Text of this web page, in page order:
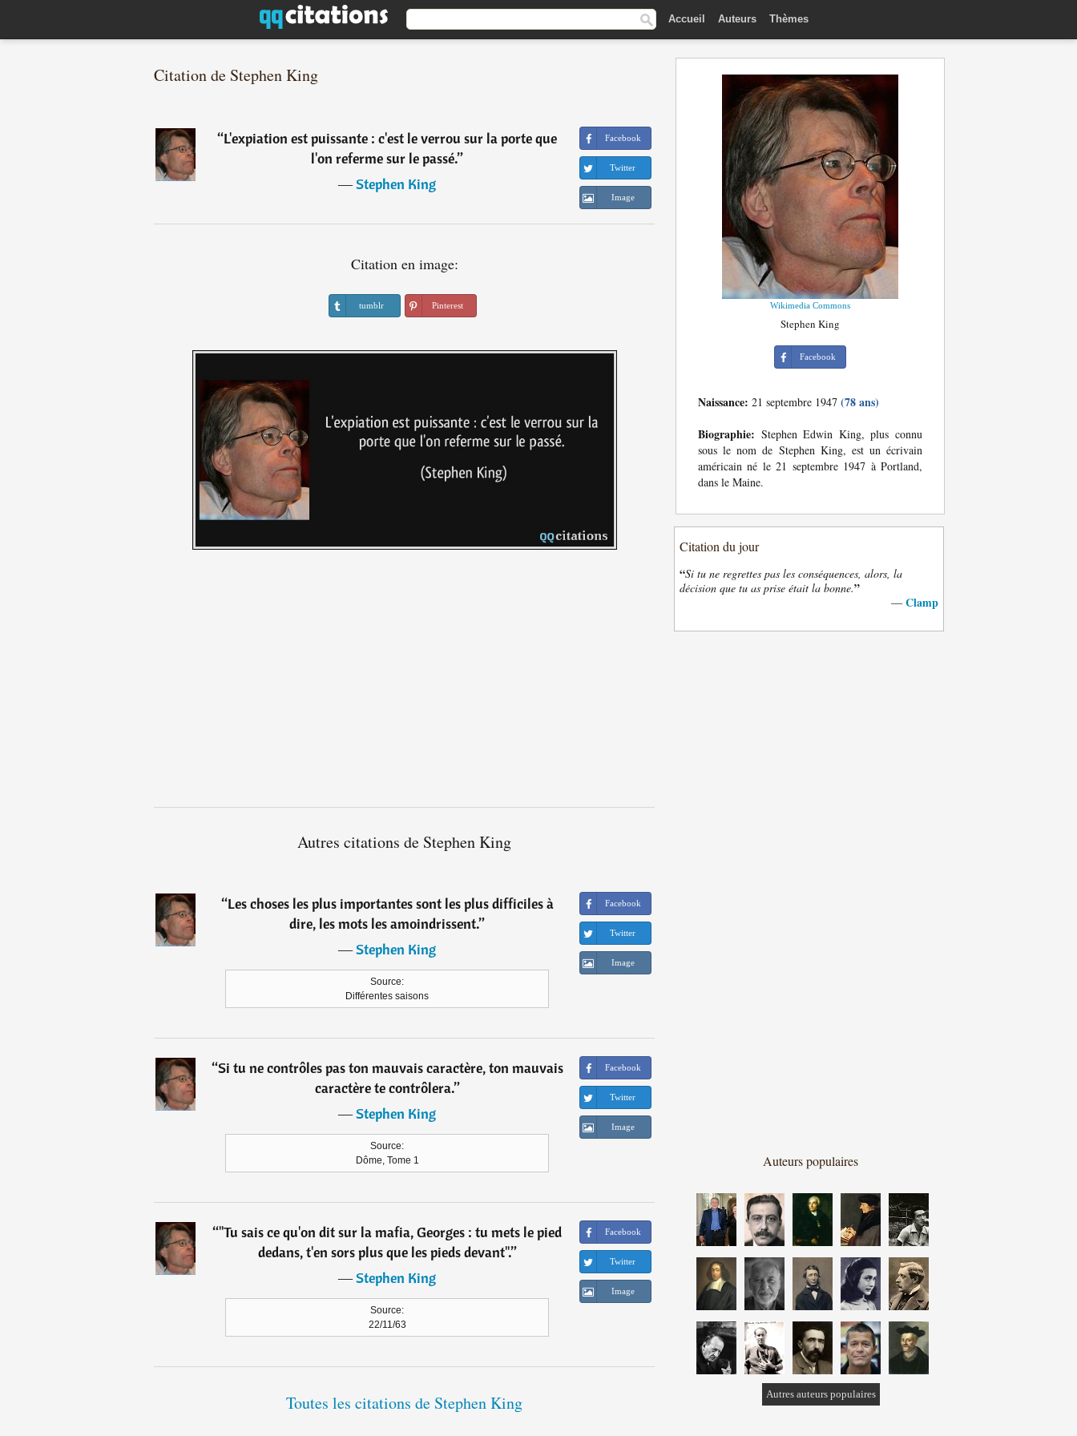
Accueil Auteurs Thèmes
Citation de Stephen King
“L'expiation est puissante : c'est le verrou sur la porte que
l'on referme sur le passé.”
―Stephen King
Facebook
Twitter
Image
Citation en image:
tumblr Pinterest
Autres citations de Stephen King
“Les choses les plus importantes sont les plus difficiles à
dire, les mots les amoindrissent.”
―Stephen King
Source:
Différentes saisons
Facebook
Twitter
Image
“Si tu ne contrôles pas ton mauvais caractère, ton mauvais
caractère te contrôlera.”
―Stephen King
Source:
Dôme, Tome 1
Facebook
Twitter
Image
“"Tu sais ce qu'on dit sur la mafia, Georges : tu mets le pied
dedans, t'en sors plus que les pieds devant".”
―Stephen King
Source:
22/11/63
Facebook
Twitter
Image
Toutes les citations de Stephen King
Wikimedia Commons
Stephen King
Facebook
Naissance: 21 septembre 1947 (78 ans)
Biographie: Stephen Edwin King, plus connu
sous le nom de Stephen King, est un écrivain
américain né le 21 septembre 1947 à Portland,
dans le Maine.
Citation du jour
“Si tu ne regrettes pas les conséquences, alors, la
décision que tu as prise était la bonne.”
— Clamp
Auteurs populaires
Autres auteurs populaires